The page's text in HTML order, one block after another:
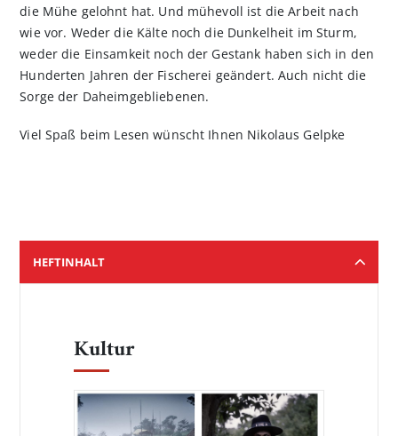
die Mühe gelohnt hat. Und mühevoll ist die Arbeit nach
wie vor. Weder die Kälte noch die Dunkelheit im Sturm,
weder die Einsamkeit noch der Gestank haben sich in den
Hunderten Jahren der Fischerei geändert. Auch nicht die
Sorge der Daheimgebliebenen.
Viel Spaß beim Lesen wünscht Ihnen Nikolaus Gelpke
HEFTINHALT
Kultur